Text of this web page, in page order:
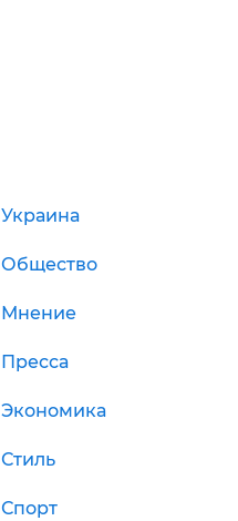
Украина
Общество
Мнение
Пресса
Экономика
Стиль
Спорт